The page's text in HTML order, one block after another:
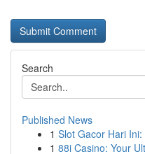
Search
Published News
1 Slot Gacor Hari
1 88i Casino: Your